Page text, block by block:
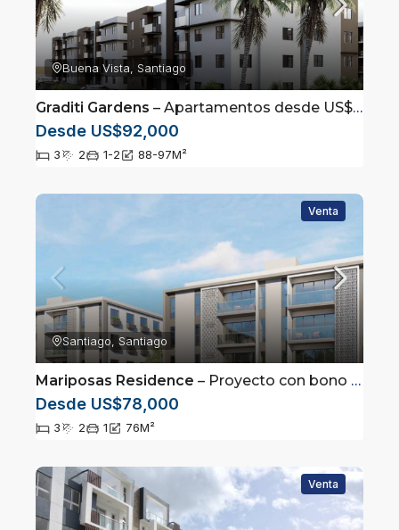
Buena Vista, Santiago
Graditi Gardens – Apartamentos desde US$ 92,000 en Santiago
Desde US$92,000
3 2 1-2 88-97M²
Venta
Santiago, Santiago
Mariposas Residence – Proyecto con bono primera vivienda
Desde US$78,000
3 2 1 76M²
Venta